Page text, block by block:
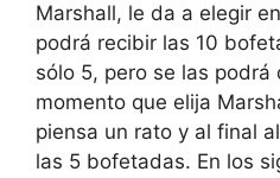
Marshall, le da a elegir
podrá recibir las 10
sólo 5, pero se las podrá
momento que elija
piensa un rato y al final
las 5 bofetadas. En los